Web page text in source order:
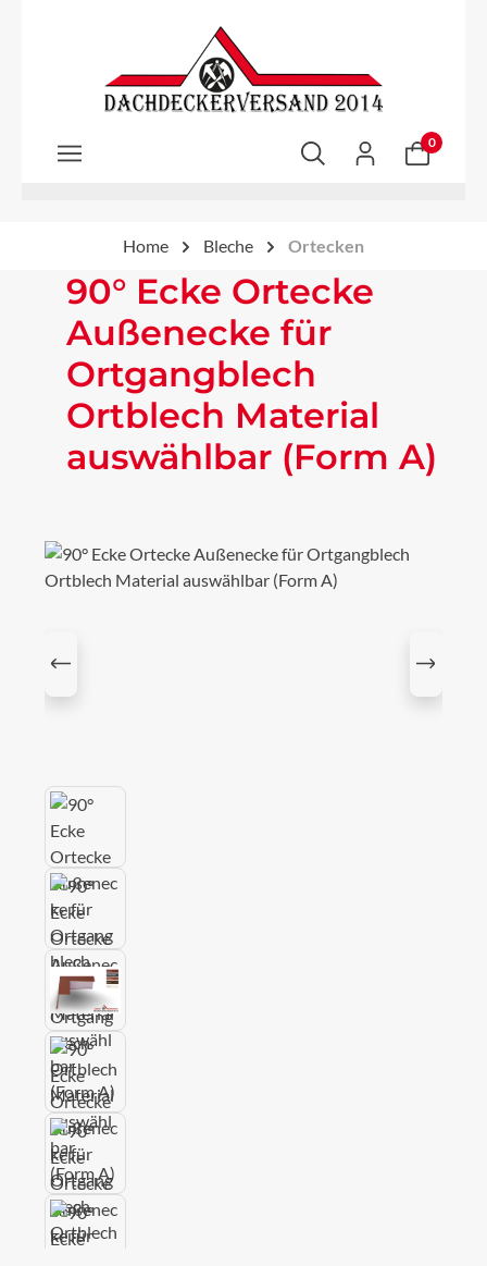
Zum Hauptinhalt springen
0
Home Bleche Ortecken
90° Ecke Ortecke
Außenecke für
Ortgangblech
Ortblech Material
auswählbar (Form A)
Bildergalerie überspringen